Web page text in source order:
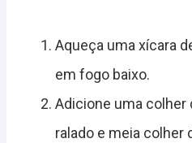
Aqueça uma xícara
em fogo baixo.
Adicione uma colher
ralado e meia colher